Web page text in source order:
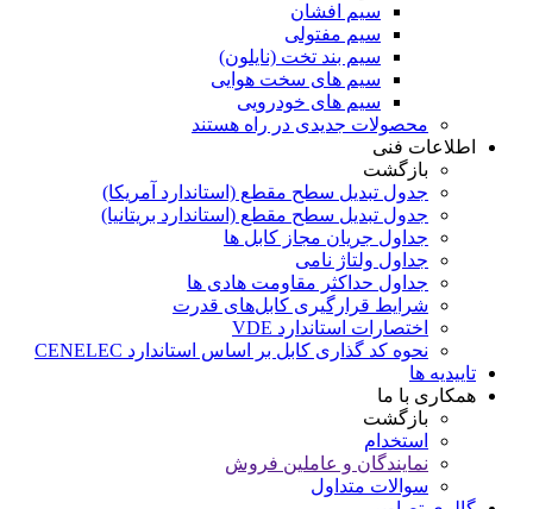
سیم افشان
سیم مفتولی
سیم بند تخت (نایلون)
سیم های سخت هوایی
سیم های خودرویی
محصولات جدیدی در راه ھستند
اطلاعات فنی
بازگشت
جدول تبدیل سطح مقطع (استاندارد آمریکا)
جدول تبدیل سطح مقطع (استاندارد بریتانیا)
جداول جریان مجاز کابل ها
جداول ولتاژ نامی
جداول حداکثر مقاومت هادی ها
شرایط قرارگیری کابل‌های قدرت
اختصارات استاندارد VDE
نحوه کد گذاری کابل بر اساس استاندارد CENELEC
تاییدیه ها
همکاری با ما
بازگشت
استخدام
نمایندگان و عاملین فروش
سوالات متداول